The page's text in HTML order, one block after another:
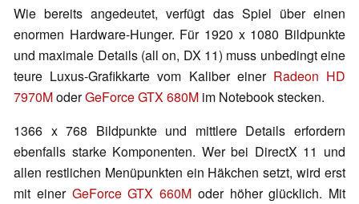
Wie bereits angedeutet, verfügt das Spiel über einen
enormen Hardware-Hunger. Für 1920 x 1080 Bildpunkte
und maximale Details (all on, DX 11) muss unbedingt eine
teure Luxus-Grafikkarte vom Kaliber einer Radeon HD
7970ModerGeForce GTX 680M im Notebook stecken.
1366 x 768 Bildpunkte und mittlere Details erfordern
ebenfalls starke Komponenten. Wer bei DirectX 11 und
allen restlichen Menüpunkten ein Häkchen setzt, wird erst
mit einer GeForce GTX 660M oder höher glücklich. Mit